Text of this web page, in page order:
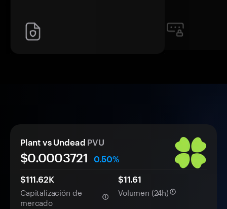
Plant vs Undead PVU
$0.0003721
0.50%
$111.62K
Capitalización de
mercado
$11.61
Volumen (24h)